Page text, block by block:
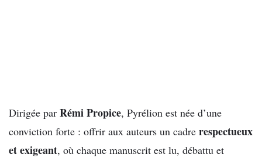
Dirigée par Rémi Propice, Pyrélion est née d’une
conviction forte : offrir aux auteurs un cadre respectueux
et exigeant, où chaque manuscrit est lu, débattu et